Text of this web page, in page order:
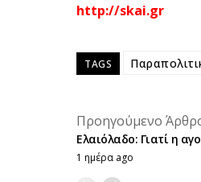
http://skai.gr
TAGS
Προηγούμενο
Ελαιόλαδο: Γιατί η
1 ημέρα ago